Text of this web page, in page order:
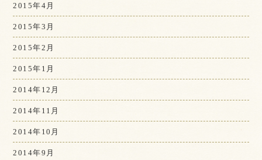
2015年4月
2015年3月
2015年2月
2015年1月
2014年12月
2014年11月
2014年10月
2014年9月